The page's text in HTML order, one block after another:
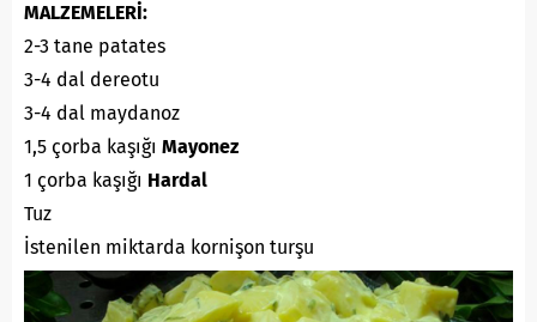
MALZEMELERİ:
2-3 tane patates
3-4 dal dereotu
3-4 dal maydanoz
1,5 çorba kaşığı Mayonez
1 çorba kaşığı Hardal
Tuz
İstenilen miktarda kornişon turşu